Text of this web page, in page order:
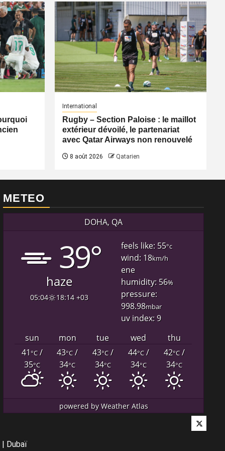
International
Rugby – Section Paloise : le maillot
extérieur dévoilé, le partenariat
avec Qatar Airways non renouvelé
8 août 2026 Qatarien
METEO
DOHA, QA
39°
haze
05:04 18:14 +03
feels like: 55°c
wind: 18km/h
ene
humidity: 56%
pressure:
998.98mbar
uv index: 9
sun
mon tue wed
thu
41°C/
35°C
43°C/
34°C
43°C/
34°C
44°C/
34°C
42°C/
34°C
powered byWeather Atlas
Twitter
| Dubaï